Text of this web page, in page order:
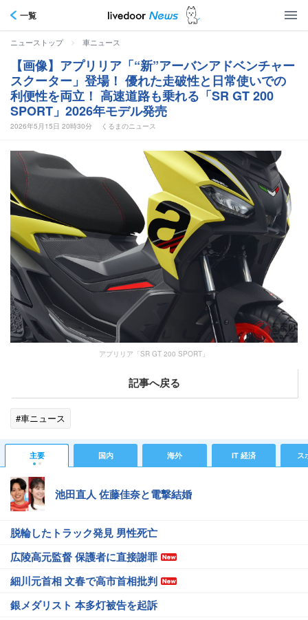
一覧
ニューストップ > 車ニュース
【画像】アプリリア「“新”アーバンアドベンチャー
スクーター」登場！ 優れた走破性と日常使いでの
利便性を両立！ 高速道路も乗れる「SR GT 200
SPORT」2026年モデル発売
2026年5月15日 20時30分 くるまのニュース
アプリリア「SR GT 200 SPORT」
記事へ戻る
#車ニュース
主要 国内 海外 IT 経済 ス
池田直人 佐藤佳奈と電撃結婚
脱輪したトラック発見 男性死亡
広陵高元監督 保護者に直接謝罪
細川元首相 文春で高市首相批判
銀メダリスト 本多灯被告を起訴